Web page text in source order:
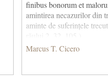
finibus bonorum et
amintirea necazurilor din
aminte de suferințele
răului 2, 32, 105.)
Marcus T. Cicero